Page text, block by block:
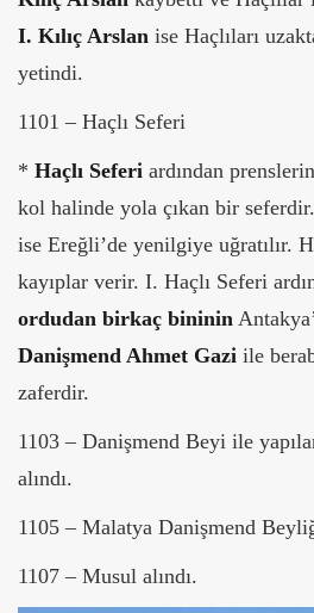
I. Kılıç Arslan ise Haçlıları
yetindi.
1101 – Haçlı Seferi
* Haçlı Seferi ardından
kol halinde yola çıkan bir
ise Ereğli’de yenilgiye uğratılır.
kayıplar verir. I. Haçlı Seferi
ordudan birkaç bininin
Danişmend Ahmet Gazi ile
zaferdir.
1103 – Danişmend Beyi ile
alındı.
1105 – Malatya Danişmend
1107 – Musul alındı.